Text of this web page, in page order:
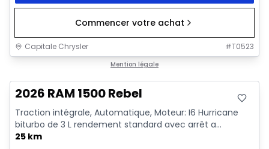
Commencer votre achat
Capitale Chrysler #T0523
Mention légale
2026 RAM 1500 Rebel
Traction intégrale, Automatique, Moteur: I6 Hurricane
biturbo de 3 L rendement standard avec arrêt a...
25 km